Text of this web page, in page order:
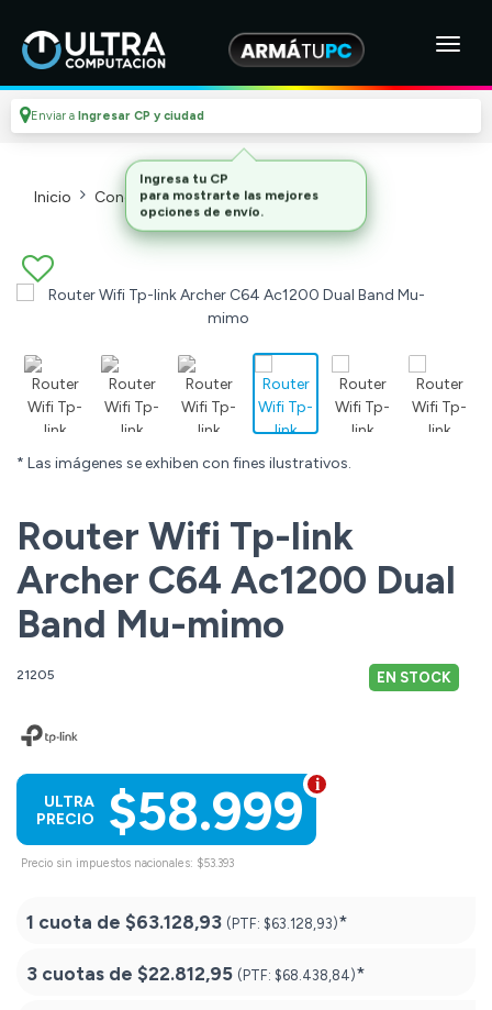
Enviar a Ingresar CP y ciudad
Inicio Conectividad Modems Y Routers
* Las imágenes se exhiben con fines ilustrativos.
Router Wifi Tp-link
Archer C64 Ac1200 Dual
Band Mu-mimo
21205 EN STOCK
$58.999
ULTRA
PRECIO
Precio sin impuestos nacionales: $53.393
1 cuota de $63.128,93 (PTF: $63.128,93)*
3 cuotas de $22.812,95 (PTF: $68.438,84)*